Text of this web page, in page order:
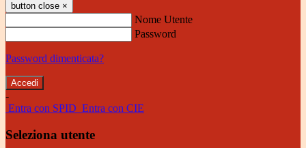
button close ×
Nome Utente
Password
Password dimenticata?
-
Entra con SPID Entra con CIE
Seleziona utente